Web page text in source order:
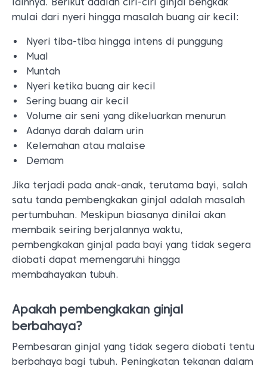
mulai dari nyeri hingga masalah buang air kecil:
Nyeri tiba-tiba hingga intens di punggung
Mual
Muntah
Nyeri ketika buang air kecil
Sering buang air kecil
Volume air seni yang dikeluarkan menurun
Adanya darah dalam urin
Kelemahan atau malaise
Demam
Jika terjadi pada anak-anak, terutama bayi, salah
satu tanda pembengkakan ginjal adalah masalah
pertumbuhan. Meskipun biasanya dinilai akan
membaik seiring berjalannya waktu,
pembengkakan ginjal pada bayi yang tidak segera
diobati dapat memengaruhi hingga
membahayakan tubuh.
Apakah pembengkakan ginjal
berbahaya?
Pembesaran ginjal yang tidak segera diobati tentu
berbahaya bagi tubuh. Peningkatan tekanan dalam